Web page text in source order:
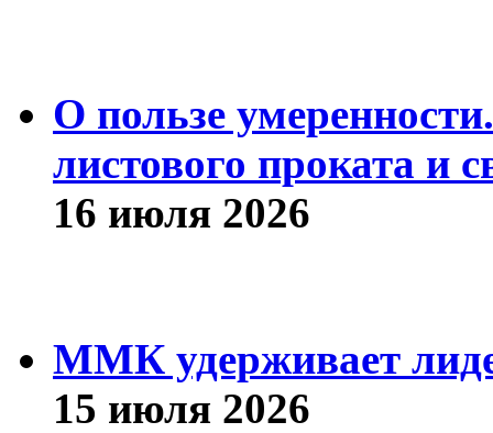
О пользе
листового проката и
16 июля 2026
ММК удерживает
15 июля 2026